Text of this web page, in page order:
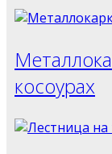
косоурах